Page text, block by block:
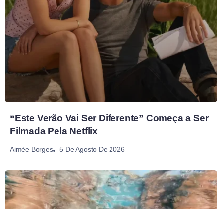
“Este Verão Vai Ser Diferente” Começa a Ser
Filmada Pela Netflix
Aimée Borges 5 De Agosto De 2026